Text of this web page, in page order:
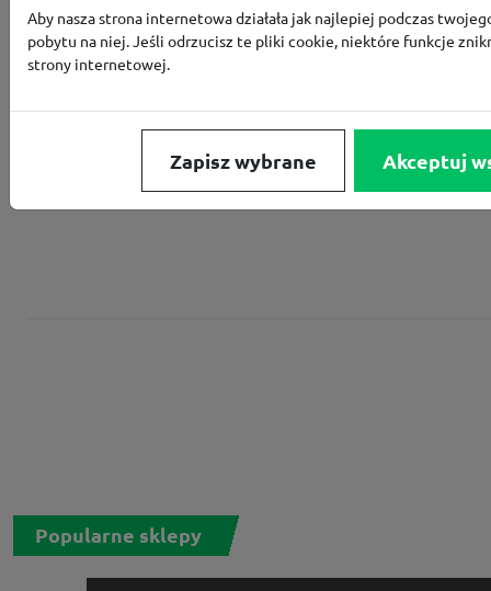
Converse
Popularne sklepy
Aby nasza strona internetowa działała jak najlepiej podczas
pobytu na niej. Jeśli odrzucisz te pliki cookie, niektóre funkcje
strony internetowej.
Zapisz wybrane Akceptuj